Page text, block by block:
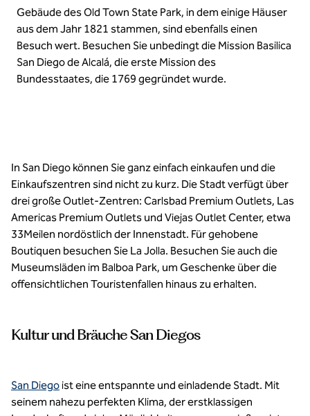
Gebäude des Old Town State Park, in dem einige Häuser
aus dem Jahr 1821 stammen, sind ebenfalls einen
Besuch wert. Besuchen Sie unbedingt die Mission Basilica
San Diego de Alcalá, die erste Mission des
Bundesstaates, die 1769 gegründet wurde.
In San Diego können Sie ganz einfach einkaufen und die
Einkaufszentren sind nicht zu kurz. Die Stadt verfügt über
drei große Outlet-Zentren: Carlsbad Premium Outlets, Las
Americas Premium Outlets und Viejas Outlet Center, etwa
33Meilen nordöstlich der Innenstadt. Für gehobene
Boutiquen besuchen Sie La Jolla. Besuchen Sie auch die
Museumsläden im Balboa Park, um Geschenke über die
offensichtlichen Touristenfallen hinaus zu erhalten.
Kultur und Bräuche San Diegos
San Diegoist eine entspannte und einladende Stadt. Mit
seinem nahezu perfekten Klima, der erstklassigen